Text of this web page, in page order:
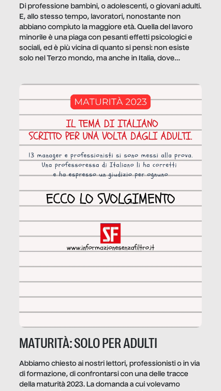
Di professione bambini, o adolescenti, o giovani adulti.
E, allo stesso tempo, lavoratori, nonostante non
abbiano compiuto la maggiore età. Quella del lavoro
minorile è una piaga con pesanti effetti psicologici e
sociali, ed è più vicina di quanto si pensi: non esiste
solo nel Terzo mondo, ma anche in Italia, dove
MATURITÀ: SOLO PER ADULTI
Abbiamo chiesto ai nostri lettori, professionisti o in via
di formazione, di confrontarsi con una delle tracce
della maturità 2023. La domanda a cui volevamo